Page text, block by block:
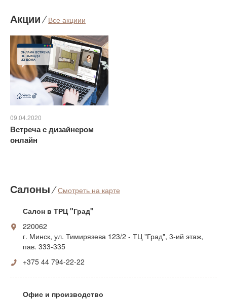
Акции⁄Все акциии
09.04.2020
Встреча с дизайнером
онлайн
Салоны⁄Смотреть на карте
Салон в ТРЦ "Град"
220062
г. Минск, ул. Тимирязева 123/2 - ТЦ "Град", 3-ий этаж,
пав. 333-335
+375 44 794-22-22
Офис и производство